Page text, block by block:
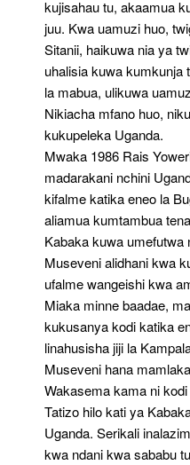
kujisahau tu, akaamua
juu. Kwa uamuzi huo,
Sitanii, haikuwa nia ya
uhalisia kuwa kumkunja
la mabua, ulikuwa
Nikiacha mfano huo,
kukupeleka Uganda.
Mwaka 1986 Rais
madarakani nchini
kifalme katika eneo la
aliamua kumtambua
Kabaka kuwa umefutwa
Museveni alidhani kwa
ufalme wangeishi kwa
Miaka minne baadae,
kukusanya kodi katika
linahusisha jiji la
Museveni hana
Wakasema kama ni
Tatizo hilo kati ya
Uganda. Serikali
kwa ndani kwa sababu